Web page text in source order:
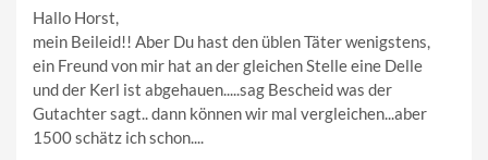
Hallo Horst,
mein Beileid!! Aber Du hast den üblen Täter wenigstens,
ein Freund von mir hat an der gleichen Stelle eine Delle
und der Kerl ist abgehauen.....sag Bescheid was der
Gutachter sagt.. dann können wir mal vergleichen...aber
1500 schätz ich schon....